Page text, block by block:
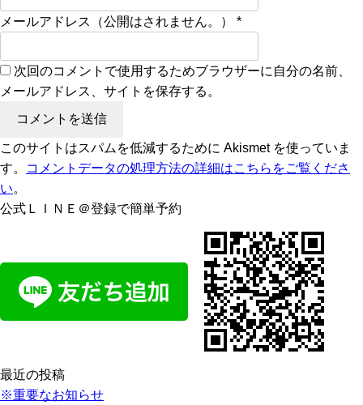
メールアドレス（公開はされません。） *
次回のコメントで使用するためブラウザーに自分の名前、
メールアドレス、サイトを保存する。
このサイトはスパムを低減するために Akismet を使っていま
す。
コメントデータの処理方法の詳細はこちらをご覧くださ
い。
公式ＬＩＮＥ＠登録で簡単予約
最近の投稿
※重要なお知らせ